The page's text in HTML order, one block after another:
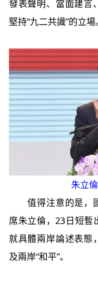
發表聲明、當面建言
堅持“九二共識”的立場
朱立
值得注意的是，
席朱立倫，23日短暫
就具體兩岸論述表態
及兩岸“和平”。